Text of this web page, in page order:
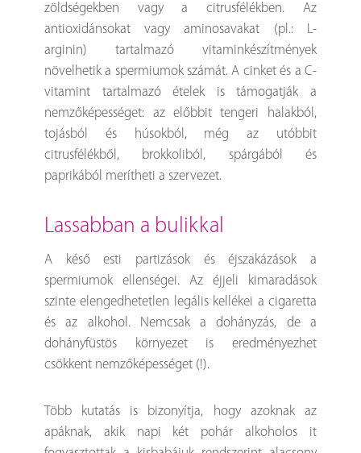
zöldségekben vagy a citrusfélékben. Az
antioxidánsokat vagy aminosavakat (pl.: L-
arginin) tartalmazó vitaminkészítmények
növelhetik a spermiumok számát. A cinket és a C-
vitamint tartalmazó ételek is támogatják a
nemzőképességet: az előbbit tengeri halakból,
tojásból és húsokból, még az utóbbit
citrusfélékből, brokkoliból, spárgából és
paprikából merítheti a szervezet.
lassabban a bulikkal
A késő esti partizások és éjszakázások a
spermiumok ellenségei. Az éjjeli kimaradások
szinte elengedhetetlen legális kellékei a cigaretta
és az alkohol. Nemcsak a dohányzás, de a
dohányfüstös környezet is eredményezhet
csökkent nemzőképességet (!).
Több kutatás is bizonyítja, hogy azoknak az
apáknak, akik napi két pohár alkoholos it